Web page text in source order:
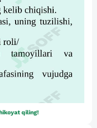
qiling!